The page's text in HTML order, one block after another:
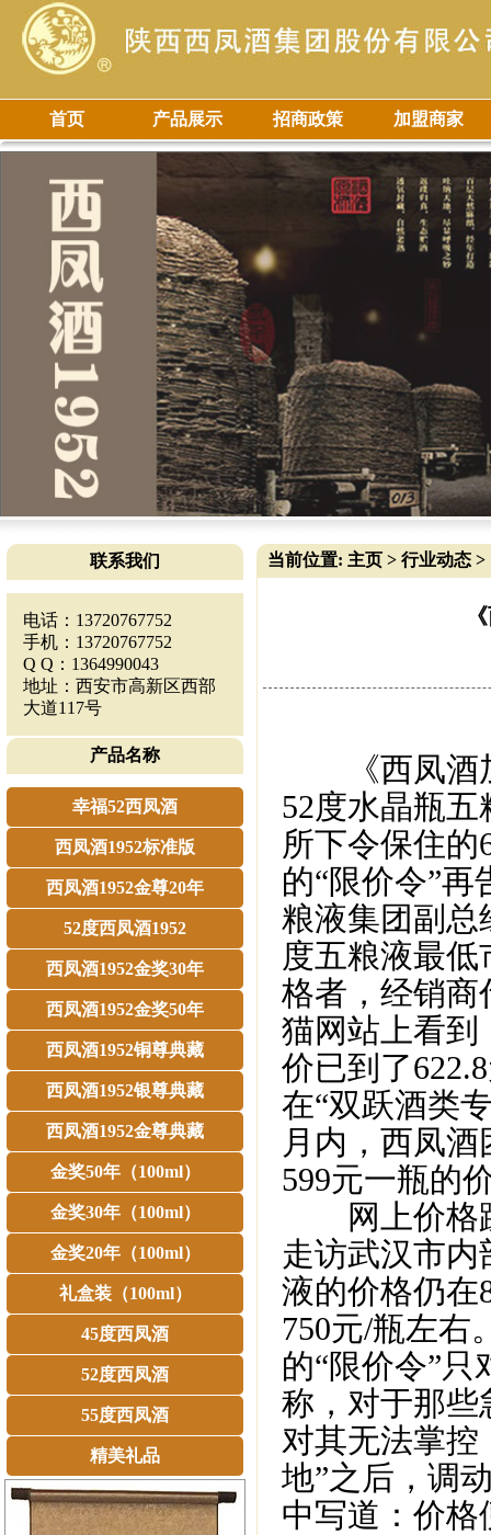
首页 产品展示 招商政策 加盟商家
联系我们
电话：13720767752
手机：13720767752
Q Q：1364990043
地址：西安市高新区西部
大道117号
产品名称
幸福52西凤酒
西凤酒1952标准版
西凤酒1952金尊20年
52度西凤酒1952
西凤酒1952金奖30年
西凤酒1952金奖50年
西凤酒1952铜尊典藏
西凤酒1952银尊典藏
西凤酒1952金尊典藏
金奖50年（100ml）
金奖30年（100ml）
金奖20年（100ml）
礼盒装（100ml）
45度西凤酒
52度西凤酒
55度西凤酒
精美礼品
当前位置: 主页 > 行业动态 >
《西凤酒加
52度水晶瓶
所下令保住
的“限价令”
粮液集团副总
度五粮液最
格者，经销商
猫网站上看到
价已到了
在“双跃酒类
月内，西凤
599元一瓶的
网上价格跳
走访武汉市
液的价格仍在
750元/瓶左右
的“限价令”
称，对于那些
对其无法掌控
地”之后，调
中写道：价